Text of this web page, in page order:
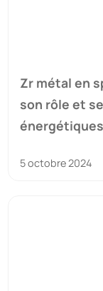
Zr métal en
son rôle et
5 octobre 2024